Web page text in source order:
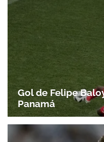
Gol de Felipe
Panamá